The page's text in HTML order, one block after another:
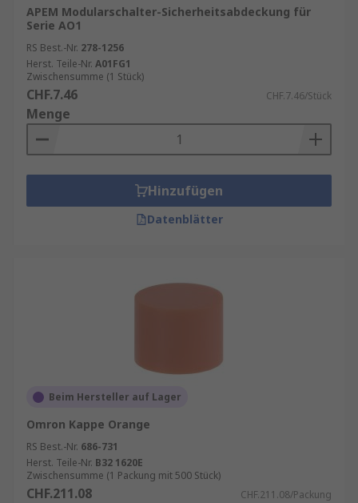
APEM Modularschalter-Sicherheitsabdeckung für
Serie AO1
RS Best.-Nr. 278-1256
Herst. Teile-Nr. A01FG1
Zwischensumme (1 Stück)
CHF.7.46 CHF.7.46/Stück
Menge
Hinzufügen
Datenblätter
Beim Hersteller auf Lager
Omron Kappe Orange
RS Best.-Nr. 686-731
Herst. Teile-Nr. B32 1620E
Zwischensumme (1 Packung mit 500 Stück)
CHF.211.08 CHF.211.08/Packung